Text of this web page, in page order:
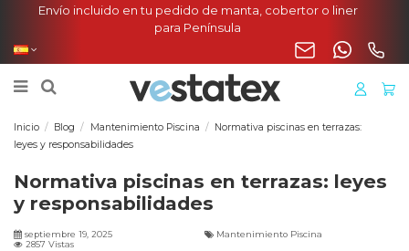
Envío incluido en tu pedido de manta, cobertor o liner
para Península
Inicio Blog Mantenimiento Piscina
Normativa piscinas en terrazas:
leyes y responsabilidades
Normativa piscinas en terrazas: leyes
y responsabilidades
septiembre 19, 2025
Mantenimiento Piscina
2857 Vistas